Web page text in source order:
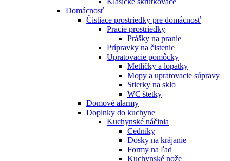
Domácnosť
Čistiace prostriedky pre domácnosť
Pracie prostriedky
Prášky na pranie
Prípravky na čistenie
Upratovacie pomôcky
Metličky a lopatky
Mopy a upratovacie súpravy
Stierky na sklo
WC štetky
Domové alarmy
Doplnky do kuchyne
Kuchynské náčinia
Cedníky
Dosky na krájanie
Formy na ľad
Kuchynské nože